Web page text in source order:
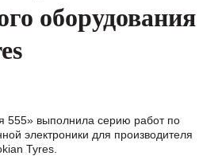
оборудования
555» выполнила серию работ по
электроники для производителя
Tyres.